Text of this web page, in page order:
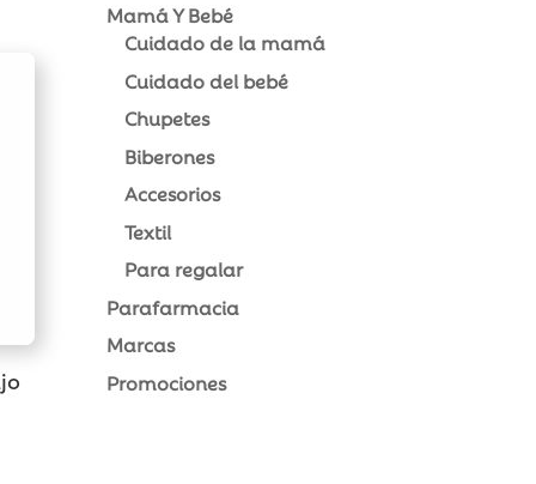
Mamá Y Bebé
Cuidado de la mamá
Cuidado del bebé
Chupetes
Biberones
Accesorios
Textil
Para regalar
Parafarmacia
Marcas
Promociones